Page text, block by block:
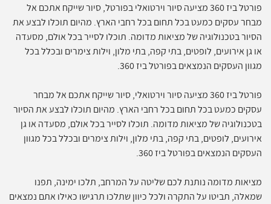
פורטל ביז 360 מציעה סיור וירטואלי בפורטל, סיור שייקח אתכם אל
מבחר עסקים כמעט בכל תחום בכל רחבי הארץ. מהיום תוכלו לבצע את
הסיור בטכנולוגיה של מציאות מדומה. תוכלו לסייר בכל אולם, מסעדה
או גן אירועים, לופטים, בתי קפה, בתי מלון, וילות צימרים ובכלל בכל
מגוון העסקים הנמצאים בפורטל ביז 360.
פורטל ביז 360 מציעה סיור וירטואלי, סיור שייקח אתכם אל מבחר
עסקים כמעט בכל תחום בכל רחבי הארץ. מהיום תוכלו לבצע את הסיור
בטכנולוגיה של מציאות מדומה. תוכלו לסייר בכל אולם, מסעדה או גן
אירועים, לופטים, בתי קפה, בתי מלון, וילות צימרים ובכלל בכל מגוון
העסקים הנמצאים בפורטל ביז 360.
מציאות מדומה נותנת לכם שליטה על המרחב, תלכו ימינה, תפנו
שמאלה, תביטו על התקרה ולכל כיוון שתלכו תרגישו כאילו אתם נמצאים